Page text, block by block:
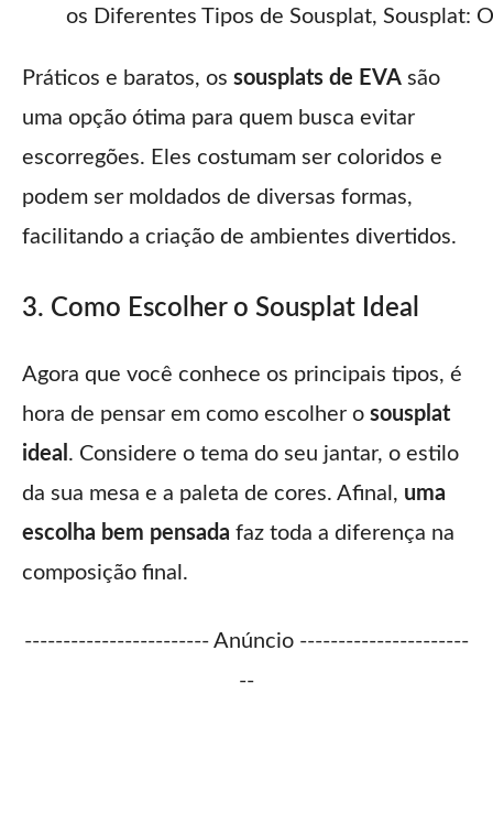
os Diferentes Tipos de Sousplat, Sousplat:
Práticos e baratos, os sousplats de EVA são
uma opção ótima para quem busca evitar
escorregões. Eles costumam ser coloridos e
podem ser moldados de diversas formas,
facilitando a criação de ambientes divertidos.
3. Como Escolher o Sousplat Ideal
Agora que você conhece os principais tipos, é
hora de pensar em como escolher o sousplat
ideal . Considere o tema do seu jantar, o estilo
da sua mesa e a paleta de cores. Afinal, uma
escolha bem pensada faz toda a diferença na
composição final.
------------------------ Anúncio ----------------------
--